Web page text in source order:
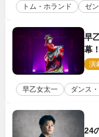
トム・ホランド ゼ
早
幕
演
早乙女太一 ダンス
24